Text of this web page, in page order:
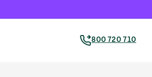
800 720 710